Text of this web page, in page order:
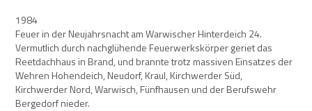
1984
Feuer in der Neujahrsnacht am Warwischer Hinterdeich 24.
Vermutlich durch nachglühende Feuerwerkskörper geriet das
Reetdachhaus in Brand, und brannte trotz massiven Einsatzes der
Wehren Hohendeich, Neudorf, Kraul, Kirchwerder Süd,
Kirchwerder Nord, Warwisch, Fünfhausen und der Berufswehr
Bergedorf nieder.